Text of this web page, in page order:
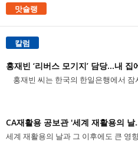
맛슐랭
칼럼
홍재빈 ‘리버스 모기지’ 담당...내 집
홍재빈 씨는 한국의 한일은행에서 잠
CA재활용 공보관 '세계 재활용의 날
세계 재활용의 날과 그 이후에도 큰 영